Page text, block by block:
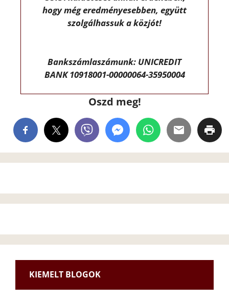
hogy még eredményesebben, együtt
szolgálhassuk a közjót!
Bankszámlaszámunk: UNICREDIT
BANK 10918001-00000064-35950004
Oszd meg!
KIEMELT BLOGOK